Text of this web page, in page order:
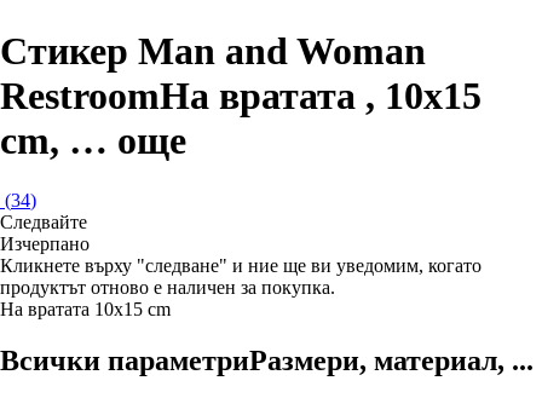
Стикер Man and Woman
RestroomНа вратата , 10x15
cm, … още
(34)
Следвайте
Изчерпанo
Кликнете върху "следване" и ние ще ви уведомим, когато
продуктът отново е наличен за покупка.
На вратата 10x15 cm
Всички параметриРазмери, материал, ...